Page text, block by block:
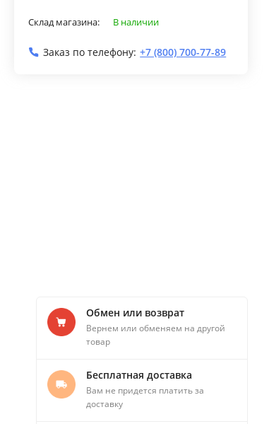
Склад магазина: В наличии
Заказ по телефону: +7 (800) 700-77-89
Обмен или возврат
Вернем или обменяем на другой
товар
Бесплатная доставка
Вам не придется платить за
доставку